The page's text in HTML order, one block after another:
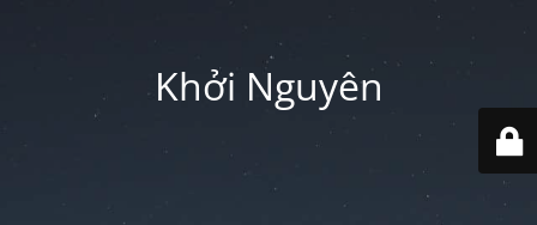
Khởi Nguyên